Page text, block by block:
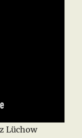
Lüchow